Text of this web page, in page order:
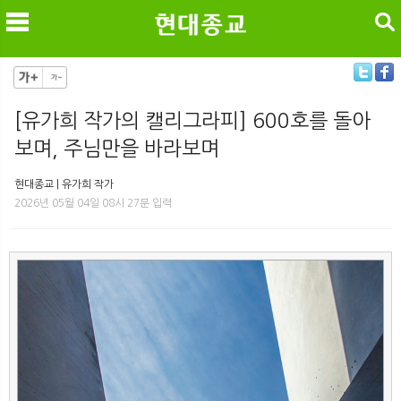
메
검색
[유가희 작가의 캘리그라피] 600호를 돌아
보며, 주님만을 바라보며
현대종교 | 유가희 작가
2026년 05월 04일 08시 27분 입력